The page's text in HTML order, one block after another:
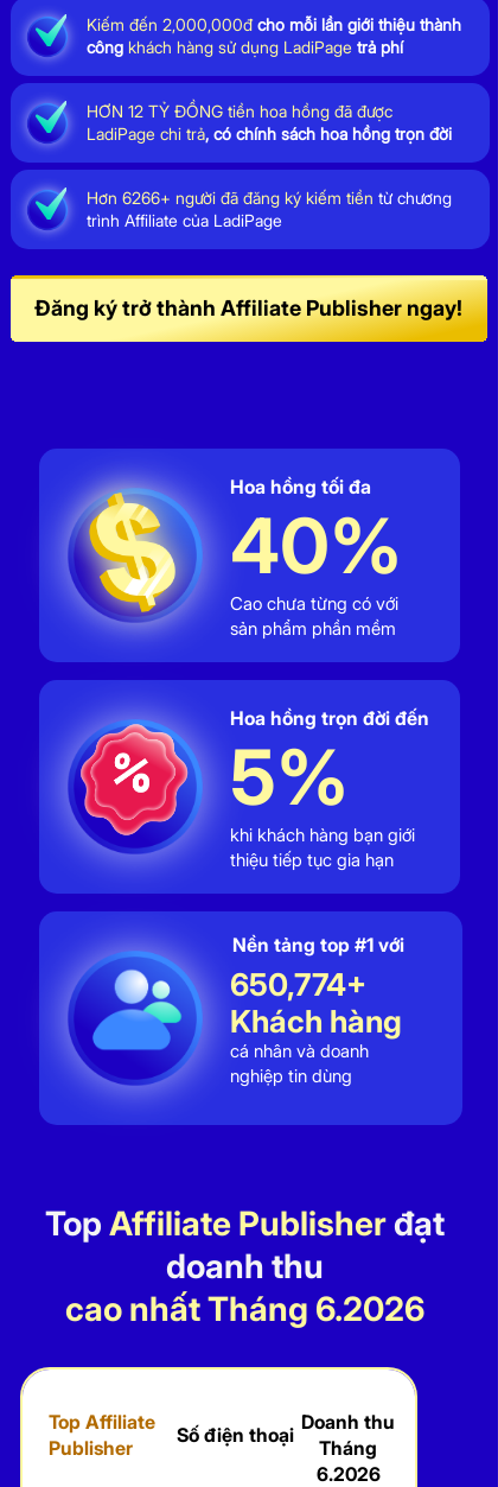
Kiếm đến 2,000,000đ cho mỗi lần giới thiệu thành
công khách hàng sử dụng LadiPage trả phí
HƠN 12 TỶ ĐỒNG tiền hoa hồng đã được
LadiPage chi trả, có chính sách hoa hồng trọn đời
Hơn 6266+ người đã đăng ký kiếm tiền từ chương
trình Affiliate của LadiPage
Đăng ký trở thành Affiliate Publisher ngay!
Cao chưa từng có với
sản phẩm phần mềm
Hoa hồng tối đa
40%
khi khách hàng bạn giới
thiệu tiếp tục gia hạn
Hoa hồng trọn đời đến
5%
cá nhân và doanh
nghiệp tin dùng
650,774+
Khách hàng
Nền tảng top #1 với
Top Affiliate Publisherđạt
doanh thu
cao nhấtTháng 6.2026
Doanh thu
Tháng
6.2026
Số điện thoại
Top Affiliate
Publisher